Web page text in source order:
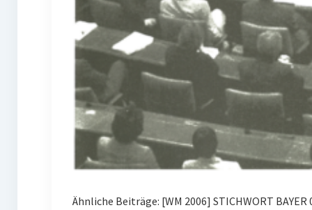
Ähnliche Beiträge: [WM 2006] STICHWORT